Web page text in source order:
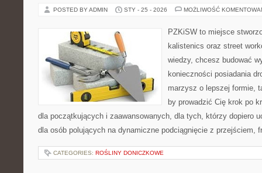
POSTED BY ADMIN STY - 25 - 2026 MOŻLIWOŚĆ
PZKiSW to miejsce
kalistenics oraz street
wiedzy, chcesz budować
konieczności posiadania
marzysz o lepszej formie,
by prowadzić Cię krok po
dla początkujących i zaawansowanych, dla tych, którzy dopiero
dla osób polujących na dynamiczne podciągnięcie z przejściem,
CATEGORIES: ROŚLINY DONICZKOWE